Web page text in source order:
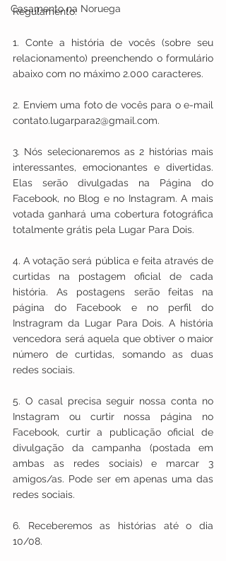
Casamento na Noruega
Regulamento:
1. Conte a história de vocês (sobre seu
relacionamento) preenchendo o formulário
abaixo com no máximo 2.000 caracteres.
2. Enviem uma foto de vocês para o e-mail
contato.lugarpara2@gmail.com.
3. Nós selecionaremos as 2 histórias mais
interessantes, emocionantes e divertidas.
Elas serão divulgadas na Página do
Facebook, no Blog e no Instagram. A mais
votada ganhará uma cobertura fotográfica
totalmente grátis pela Lugar Para Dois.
4. A votação será pública e feita através de
curtidas na postagem oficial de cada
história. As postagens serão feitas na
página do Facebook e no perfil do
Instragram da Lugar Para Dois. A história
vencedora será aquela que obtiver o maior
número de curtidas, somando as duas
redes sociais.
5. O casal precisa seguir nossa conta no
Instagram ou curtir nossa página no
Facebook, curtir a publicação oficial de
divulgação da campanha (postada em
ambas as redes sociais) e marcar 3
amigos/as. Pode ser em apenas uma das
redes sociais.
6. Receberemos as histórias até o dia
10/08.